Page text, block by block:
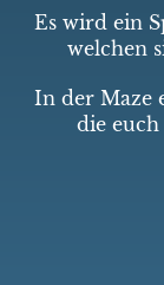
Es wird ein
welchen
In der Maze
die